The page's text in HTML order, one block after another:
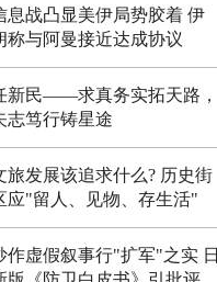
息战凸显美伊局势胶着 伊
称与阿曼接近达成协议
新民——求真务实拓天路，
志笃行铸星途
旅发展该追求什么? 历史街
应"留人、见物、存生活"
作虚假叙事行"扩军"之实 日